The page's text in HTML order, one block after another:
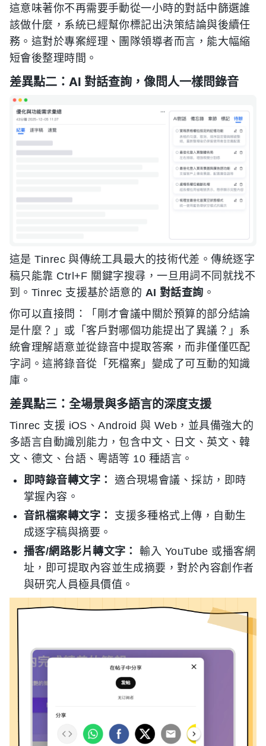
這意味著你不再需要手動從一小時的對話中篩選誰
該做什麼，系統已經幫你標記出決策結論與後續任
務。這對於專案經理、團隊領導者而言，能大幅縮
短會後整理時間。
差異點二：AI 對話查詢，像問人一樣問錄音
這是 Tinrec 與傳統工具最大的技術代差。傳統逐字
稿只能靠 Ctrl+F 關鍵字搜尋，一旦用詞不同就找不
到。Tinrec 支援基於語意的 AI 對話查詢 。
你可以直接問：「剛才會議中關於預算的部分結論
是什麼？」或「客戶對哪個功能提出了異議？」系
統會理解語意並從錄音中提取答案，而非僅僅匹配
字詞。這將錄音從「死檔案」變成了可互動的知識
庫。
差異點三：全場景與多語言的深度支援
Tinrec 支援 iOS、Android 與 Web，並具備強大的
多語言自動識別能力，包含中文、日文、英文、韓
文、德文、台語、粵語等 10 種語言。
即時錄音轉文字：
適合現場會議、採訪，即時
掌握內容。
音訊檔案轉文字：
支援多種格式上傳，自動生
成逐字稿與摘要。
播客/網路影片轉文字：
輸入 YouTube 或播客網
址，即可提取內容並生成摘要，對於內容創作者
與研究人員極具價值。